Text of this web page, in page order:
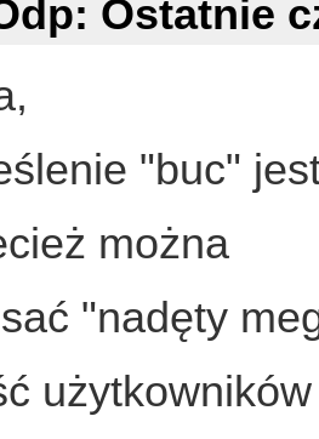
"buc"
można
"nadęty
użytkowników